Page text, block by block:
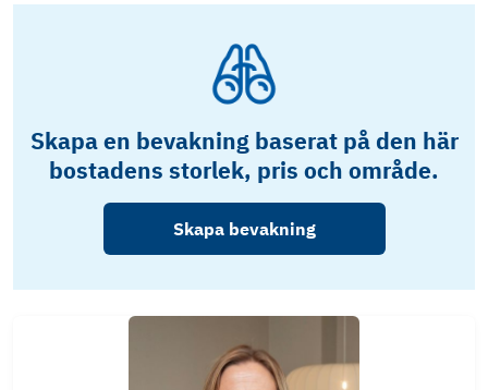
Skapa en bevakning baserat på den här
bostadens storlek, pris och område.
Skapa bevakning